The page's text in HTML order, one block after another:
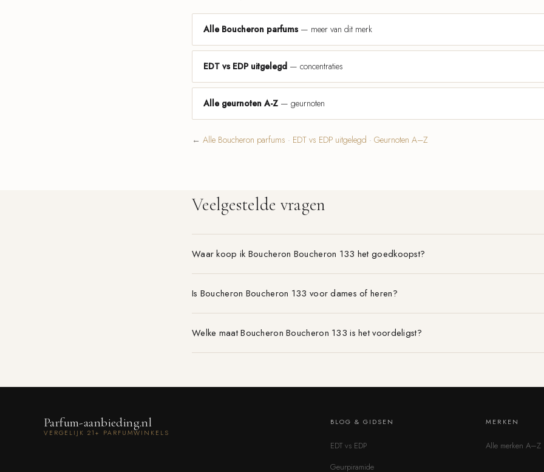
Alle Boucheron parfums — meer van dit merk
EDT vs EDP uitgelegd — concentraties
Alle geurnoten A-Z — geurnoten
← Alle Boucheron parfums · EDT vs EDP uitgelegd · Geurnoten A–Z
Veelgestelde vragen
Waar koop ik Boucheron Boucheron 133 het goedkoopst?
Is Boucheron Boucheron 133 voor dames of heren?
Welke maat Boucheron Boucheron 133 is het voordeligst?
Parfum-aanbieding.nl
VERGELIJK 21+ PARFUMWINKELS
BLOG & GIDSEN
EDT vs EDP
Geurpiramide
MERKEN
Alle merken A–Z